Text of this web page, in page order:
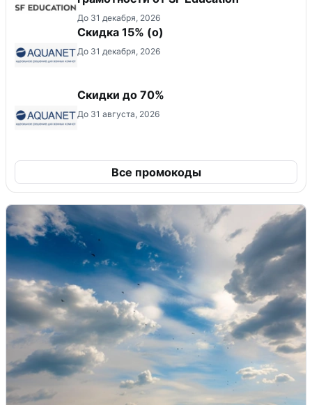
До 31 декабря, 2026
Скидка 15% (о)
До 31 декабря, 2026
Скидки до 70%
До 31 августа, 2026
Все промокоды